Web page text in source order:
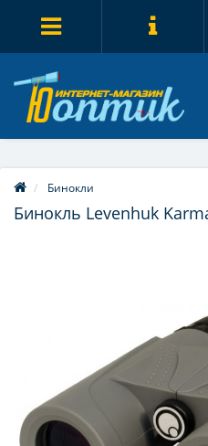
Бинокли
Бинокль Levenhuk